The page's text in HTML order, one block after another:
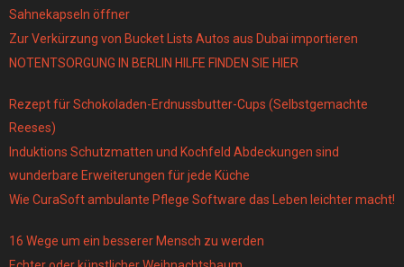
Sahnekapseln öffner
Zur Verkürzung von Bucket Lists Autos aus Dubai importieren
NOTENTSORGUNG IN BERLIN HILFE FINDEN SIE HIER
Rezept für Schokoladen-Erdnussbutter-Cups (Selbstgemachte
Reeses)
Induktions Schutzmatten und Kochfeld Abdeckungen sind
wunderbare Erweiterungen für jede Küche
Wie CuraSoft ambulante Pflege Software das Leben leichter macht!
16 Wege um ein besserer Mensch zu werden